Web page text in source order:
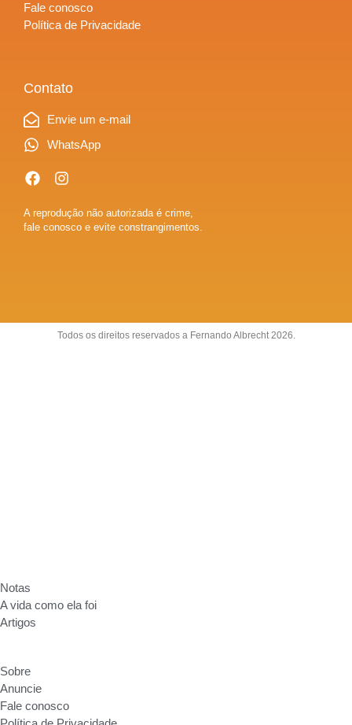
Fale conosco
Política de Privacidade
Contato
Envie um e-mail
WhatsApp
A reprodução não autorizada é crime,
fale conosco e evite constrangimentos.
Todos os direitos reservados a Fernando Albrecht 2026.
Notas
A vida como ela foi
Artigos
Sobre
Anuncie
Fale conosco